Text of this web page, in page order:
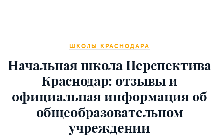
ШКОЛЫ КРАСНОДАРА
Начальная школа Перспектива
Краснодар: отзывы и
официальная информация об
общеобразовательном
учреждении